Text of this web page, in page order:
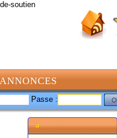
soutien
Passe :